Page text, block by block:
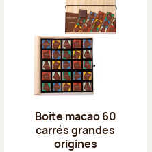
Boite macao 60
carrés grandes
origines